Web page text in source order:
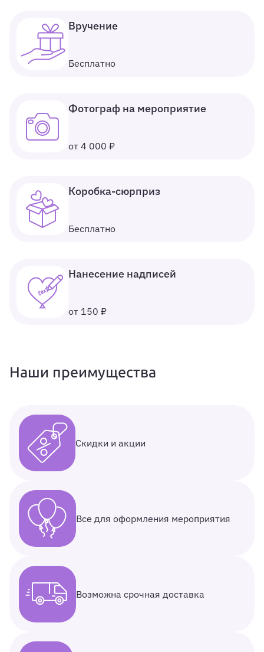
Вручение
Бесплатно
Фотограф на мероприятие
от 4 000 ₽
Коробка-сюрприз
Бесплатно
Нанесение надписей
от 150 ₽
Наши преимущества
Скидки и акции
Все для оформления мероприятия
Возможна срочная доставка